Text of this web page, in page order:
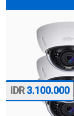
3.100.000